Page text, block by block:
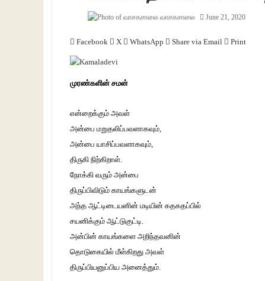
வாசகசாலை June 21, 2020
Facebook X WhatsApp Share via Email Print
முரண்களின் சமன்
என்றைக்கும் அவள்
அன்பை மறுதலிப்பவளாகவும்,
அன்பை யாசிப்பவளாகவும்,
திருகி நிற்கிறாள்.
நோக்கி வரும் அன்பை
திருப்பிவிடும் காயங்களுடன்
அந்த ஆட்டிடையனின் மடியின் கதகதப்பில்
சயனிக்கும் ஆட்டுகுட்டி.
அன்பின் காயங்களை அறிந்தவனின்
தொடுகையில் மீள்கிறது அவள்
திருப்பியனுப்பிய அனைத்தும்.